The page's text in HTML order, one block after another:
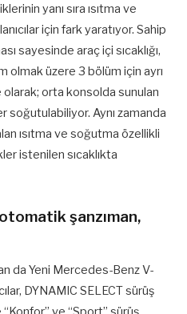
yanı sıra ısıtma ve
için fark yaratıyor. Sahip
sayesinde araç içi sıcaklığı,
olmak üzere 3 bölüm için ayrı
olarak; orta konsolda sunulan
soğutulabiliyor. Aynı zamanda
ısıtma ve soğutma özellikli
istenilen sıcaklıkta
şanzıman,
da Yeni Mercedes-Benz V-
DYNAMIC SELECT sürüş